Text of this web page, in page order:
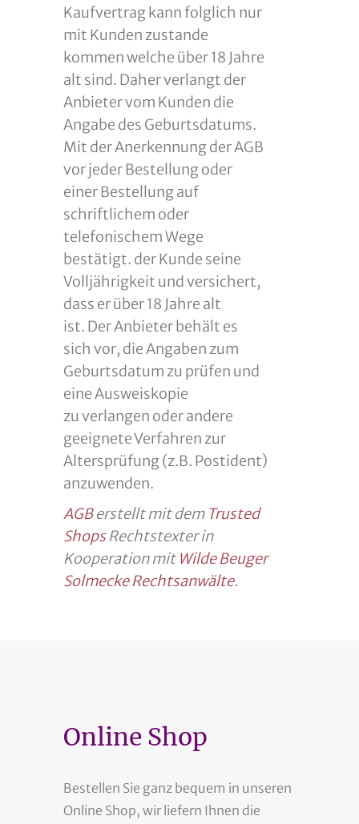
Kaufvertrag kann folglich nur
mit Kunden zustande
kommen welche über 18 Jahre
alt sind. Daher verlangt der
Anbieter vom Kunden die
Angabe des Geburtsdatums.
Mit der Anerkennung der AGB
vor jeder Bestellung oder
einer Bestellung auf
schriftlichem oder
telefonischem Wege
bestätigt. der Kunde seine
Volljährigkeit und versichert,
dass er über 18 Jahre alt
ist. Der Anbieter behält es
sich vor, die Angaben zum
Geburtsdatum zu prüfen und
eine Ausweiskopie
zu verlangen oder andere
geeignete Verfahren zur
Altersprüfung (z.B. Postident)
anzuwenden.
AGBerstellt mit dem Trusted
ShopsRechtstexter in
Kooperation mit Wilde Beuger
Solmecke Rechtsanwälte.
Online Shop
Bestellen Sie ganz bequem in unseren
Online Shop, wir liefern Ihnen die